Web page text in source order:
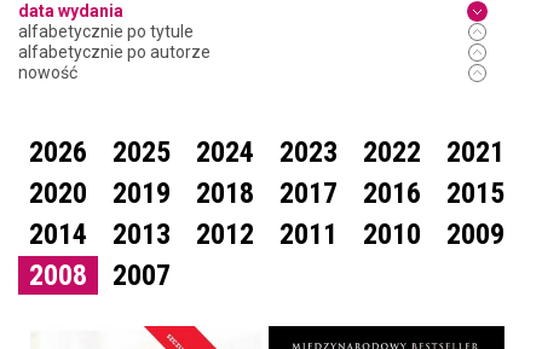
data wydania
alfabetycznie po tytule
alfabetycznie po autorze
nowość
2026 2025 2024 2023 2022
2021
2020
2019 2018 2017 2016
2015
2014
2013 2012 2011 2010
2009
2008
2007